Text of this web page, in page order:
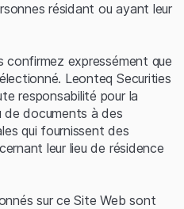
serveur.
résidant ou ayant leur
confirmez expressément que
Leonteq Securities
responsabilité pour la
documents à des
qui fournissent des
leur lieu de résidence
sur ce Site Web sont